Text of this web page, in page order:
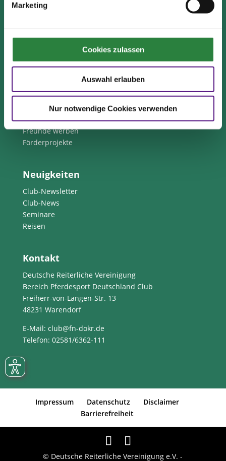
Marketing
Cookies zulassen
Auswahl erlauben
Nur notwendige Cookies verwenden
Pferd & Mensch digital
Print abbestellen
Clubmitglieder
Ihre Vorteile als Mitglied im Pferdesport Deutschland
Clubmitglied werden
Freunde werben
Förderprojekte
Neuigkeiten
Club-Newsletter
Club-News
Seminare
Reisen
Kontakt
Deutsche Reiterliche Vereinigung
Bereich Pferdesport Deutschland Club
Freiherr-von-Langen-Str. 13
48231 Warendorf
E-Mail: club@fn-dokr.de
Telefon: 02581/6362-111
Impressum Datenschutz
Disclaimer
Barrierefreiheit
© Deutsche Reiterliche Vereinigung e.V. -